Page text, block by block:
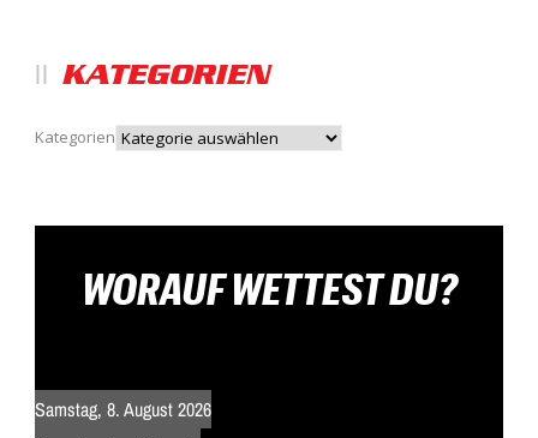
KATEGORIEN
Kategorien